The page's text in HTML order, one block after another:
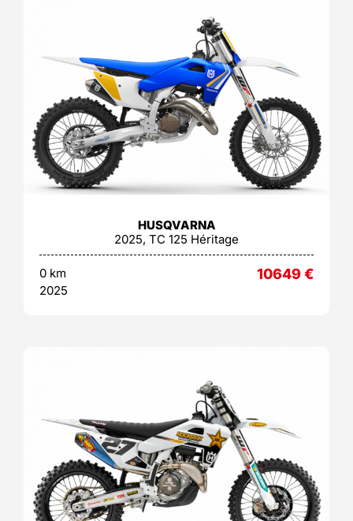
HUSQVARNA
2025, TC 125 Héritage
0 km
2025
10649€